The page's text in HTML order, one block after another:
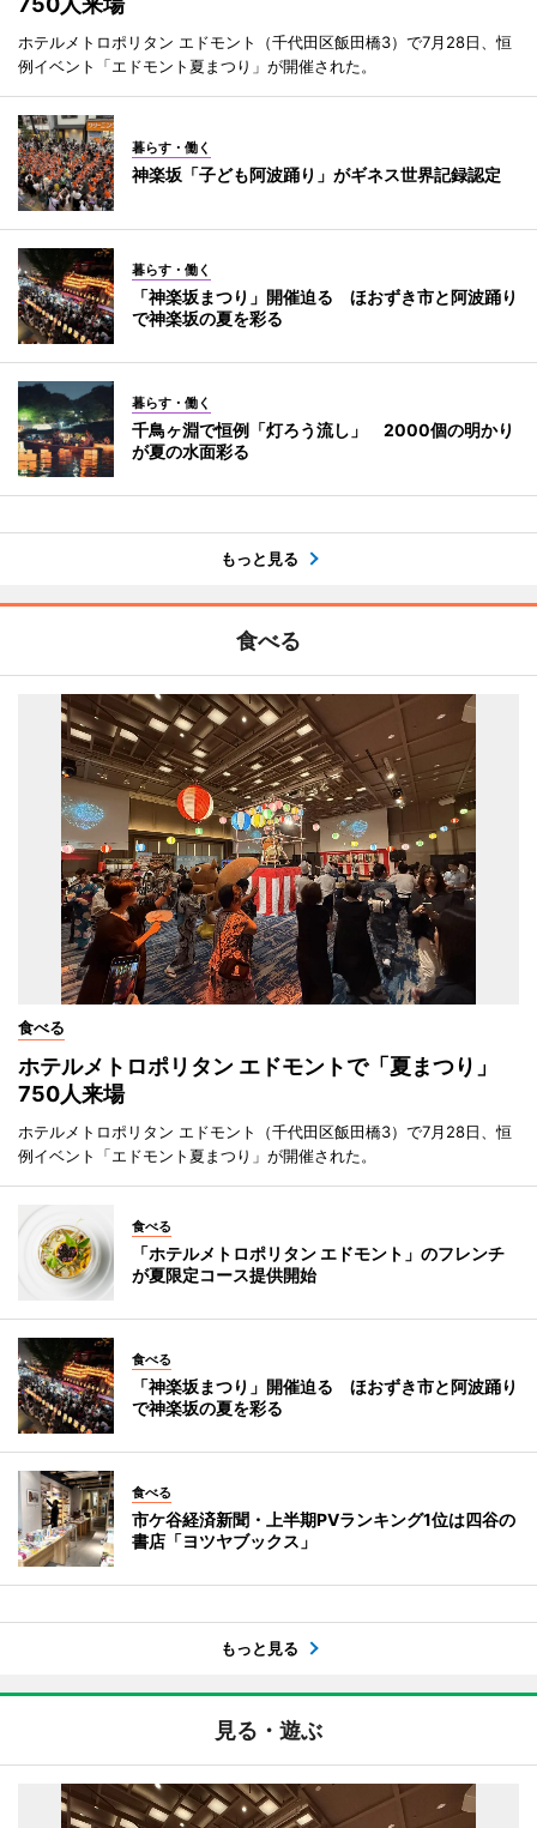
ホテルメトロポリタン エドモント（千代田区飯田橋3）で7月28日、恒
例イベント「エドモント夏まつり」が開催された。
暮らす・働く
神楽坂「子ども阿波踊り」がギネス世界記録認定
暮らす・働く
「神楽坂まつり」開催迫る ほおずき市と阿波踊り
で神楽坂の夏を彩る
暮らす・働く
千鳥ヶ淵で恒例「灯ろう流し」 2000個の明かり
が夏の水面彩る
もっと見る
食べる
食べる
ホテルメトロポリタン エドモントで「夏まつり」
750人来場
ホテルメトロポリタン エドモント（千代田区飯田橋3）で7月28日、恒
例イベント「エドモント夏まつり」が開催された。
食べる
「ホテルメトロポリタン エドモント」のフレンチ
が夏限定コース提供開始
食べる
「神楽坂まつり」開催迫る ほおずき市と阿波踊り
で神楽坂の夏を彩る
食べる
市ケ谷経済新聞・上半期PVランキング1位は四谷の
書店「ヨツヤブックス」
もっと見る
見る・遊ぶ